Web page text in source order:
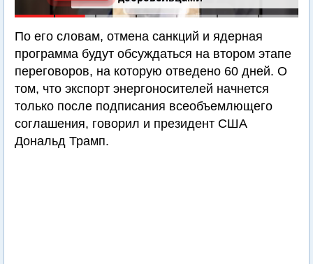
По его словам, отмена санкций и ядерная
программа будут обсуждаться на втором этапе
переговоров, на которую отведено 60 дней. О
том, что экспорт энергоносителей начнется
только после подписания всеобъемлющего
соглашения, говорил и президент США
Дональд Трамп.